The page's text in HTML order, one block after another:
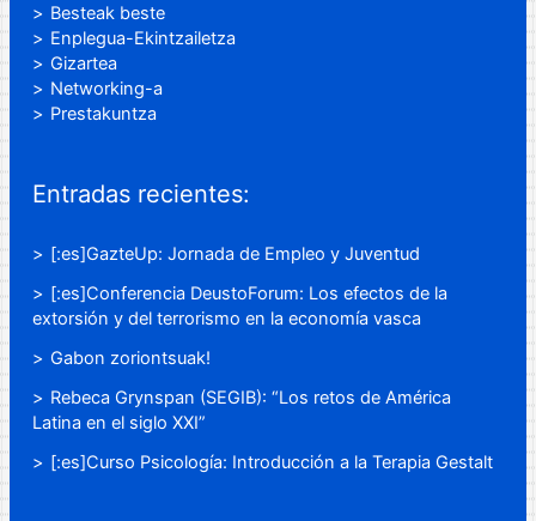
Besteak beste
Enplegua-Ekintzailetza
Gizartea
Networking-a
Prestakuntza
Entradas recientes:
[:es]GazteUp: Jornada de Empleo y Juventud
[:es]Conferencia DeustoForum: Los efectos de la
extorsión y del terrorismo en la economía vasca
Gabon zoriontsuak!
Rebeca Grynspan (SEGIB): “Los retos de América
Latina en el siglo XXI”
[:es]Curso Psicología: Introducción a la Terapia Gestalt